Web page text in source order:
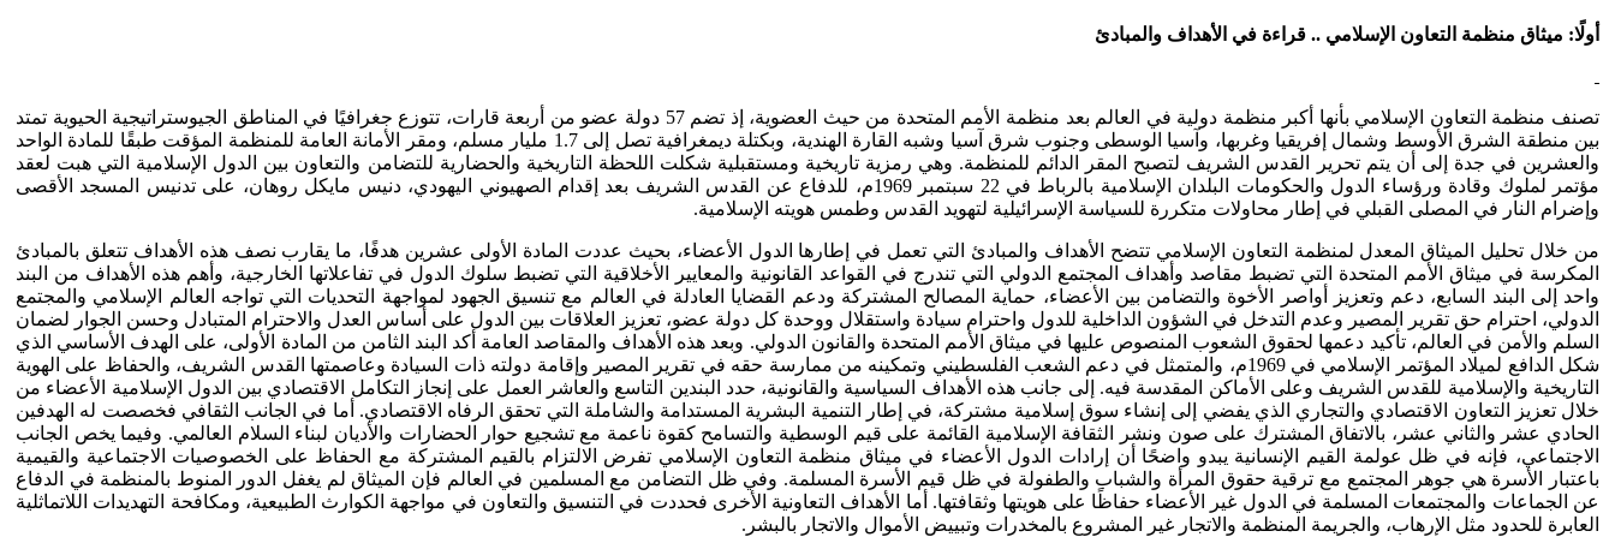
أولًا: ميثاق منظمة التعاون الإسلامي .. قراءة في الأهداف والمبادئ
تصنف منظمة التعاون الإسلامي بأنها أكبر منظمة دولية في العالم بعد منظمة الأمم المتحدة من حيث العضوية، إذ تضم 57 دولة عضو من أربعة قارات، تتوزع جغرافيًا في المناطق الجيوستراتيجية الحيوية تمتد
بين منطقة الشرق الأوسط وشمال إفريقيا وغربها، وآسيا الوسطى وجنوب شرق آسيا وشبه القارة الهندية، وبكتلة ديمغرافية تصل إلى 1.7 مليار مسلم، ومقر الأمانة العامة للمنظمة المؤقت طبقًا للمادة الواحد
والعشرين في جدة إلى أن يتم تحرير القدس الشريف لتصبح المقر الدائم للمنظمة. وهي رمزية تاريخية ومستقبلية شكلت اللحظة التاريخية والحضارية للتضامن والتعاون بين الدول الإسلامية التي هبت لعقد
مؤتمر لملوك وقادة ورؤساء الدول والحكومات البلدان الإسلامية بالرباط في 22 سبتمبر 1969م، للدفاع عن القدس الشريف بعد إقدام الصهيوني اليهودي، دنيس مايكل روهان، على تدنيس المسجد الأقصى
وإضرام النار في المصلى القبلي في إطار محاولات متكررة للسياسة الإسرائيلية لتهويد القدس وطمس هويته الإسلامية.
من خلال تحليل الميثاق المعدل لمنظمة التعاون الإسلامي تتضح الأهداف والمبادئ التي تعمل في إطارها الدول الأعضاء، بحيث عددت المادة الأولى عشرين هدفًا، ما يقارب نصف هذه الأهداف تتعلق بالمبادئ
المكرسة في ميثاق الأمم المتحدة التي تضبط مقاصد وأهداف المجتمع الدولي التي تندرج في القواعد القانونية والمعايير الأخلاقية التي تضبط سلوك الدول في تفاعلاتها الخارجية، وأهم هذه الأهداف من البند
واحد إلى البند السابع، دعم وتعزيز أواصر الأخوة والتضامن بين الأعضاء، حماية المصالح المشتركة ودعم القضايا العادلة في العالم مع تنسيق الجهود لمواجهة التحديات التي تواجه العالم الإسلامي والمجتمع
الدولي، احترام حق تقرير المصير وعدم التدخل في الشؤون الداخلية للدول واحترام سيادة واستقلال ووحدة كل دولة عضو، تعزيز العلاقات بين الدول على أساس العدل والاحترام المتبادل وحسن الجوار لضمان
السلم والأمن في العالم، تأكيد دعمها لحقوق الشعوب المنصوص عليها في ميثاق الأمم المتحدة والقانون الدولي. وبعد هذه الأهداف والمقاصد العامة أكد البند الثامن من المادة الأولى، على الهدف الأساسي الذي
شكل الدافع لميلاد المؤتمر الإسلامي في 1969م، والمتمثل في دعم الشعب الفلسطيني وتمكينه من ممارسة حقه في تقرير المصير وإقامة دولته ذات السيادة وعاصمتها القدس الشريف، والحفاظ على الهوية
التاريخية والإسلامية للقدس الشريف وعلى الأماكن المقدسة فيه. إلى جانب هذه الأهداف السياسية والقانونية، حدد البندين التاسع والعاشر العمل على إنجاز التكامل الاقتصادي بين الدول الإسلامية الأعضاء من
خلال تعزيز التعاون الاقتصادي والتجاري الذي يفضي إلى إنشاء سوق إسلامية مشتركة، في إطار التنمية البشرية المستدامة والشاملة التي تحقق الرفاه الاقتصادي. أما في الجانب الثقافي فخصصت له الهدفين
الحادي عشر والثاني عشر، بالاتفاق المشترك على صون ونشر الثقافة الإسلامية القائمة على قيم الوسطية والتسامح كقوة ناعمة مع تشجيع حوار الحضارات والأديان لبناء السلام العالمي. وفيما يخص الجانب
الاجتماعي، فإنه في ظل عولمة القيم الإنسانية يبدو واضحًا أن إرادات الدول الأعضاء في ميثاق منظمة التعاون الإسلامي تفرض الالتزام بالقيم المشتركة مع الحفاظ على الخصوصيات الاجتماعية والقيمية
باعتبار الأسرة هي جوهر المجتمع مع ترقية حقوق المرأة والشباب والطفولة في ظل قيم الأسرة المسلمة. وفي ظل التضامن مع المسلمين في العالم فإن الميثاق لم يغفل الدور المنوط بالمنظمة في الدفاع
عن الجماعات والمجتمعات المسلمة في الدول غير الأعضاء حفاظًا على هويتها وثقافتها. أما الأهداف التعاونية الأخرى فحددت في التنسيق والتعاون في مواجهة الكوارث الطبيعية، ومكافحة التهديدات اللاتماثلية
العابرة للحدود مثل الإرهاب، والجريمة المنظمة والاتجار غير المشروع بالمخدرات وتبييض الأموال والاتجار بالبشر.